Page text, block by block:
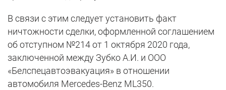
В связи с этим следует установить факт
ничтожности сделки, оформленной соглашением
об отступном №214 от 1 октября 2020 года,
заключенной между Зубко А.И. и ООО
«Белспецавтоэвакуация» в отношении
автомобиля Mercedes-Benz ML350.